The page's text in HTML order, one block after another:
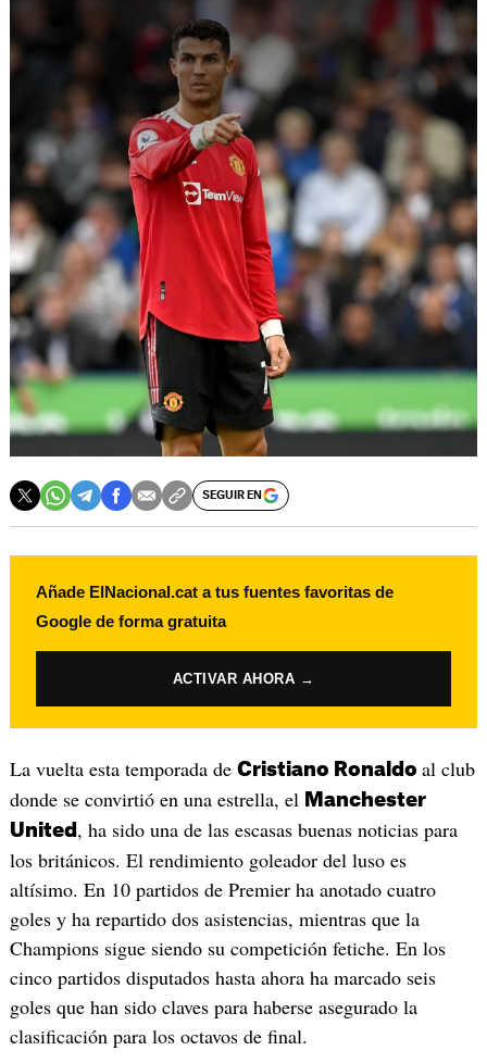
SEGUIR EN
Añade ElNacional.cat a tus fuentes favoritas de
Google de forma gratuita
ACTIVAR AHORA →
La vuelta esta temporada de Cristiano Ronaldo al club
donde se convirtió en una estrella, el Manchester
United , ha sido una de las escasas buenas noticias para
los británicos. El rendimiento goleador del luso es
altísimo. En 10 partidos de Premier ha anotado cuatro
goles y ha repartido dos asistencias, mientras que la
Champions sigue siendo su competición fetiche. En los
cinco partidos disputados hasta ahora ha marcado seis
goles que han sido claves para haberse asegurado la
clasificación para los octavos de final.